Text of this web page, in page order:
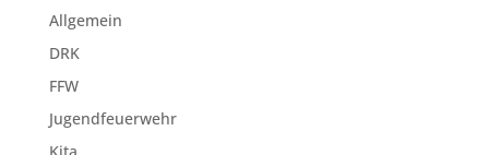
Allgemein
DRK
FFW
Jugendfeuerwehr